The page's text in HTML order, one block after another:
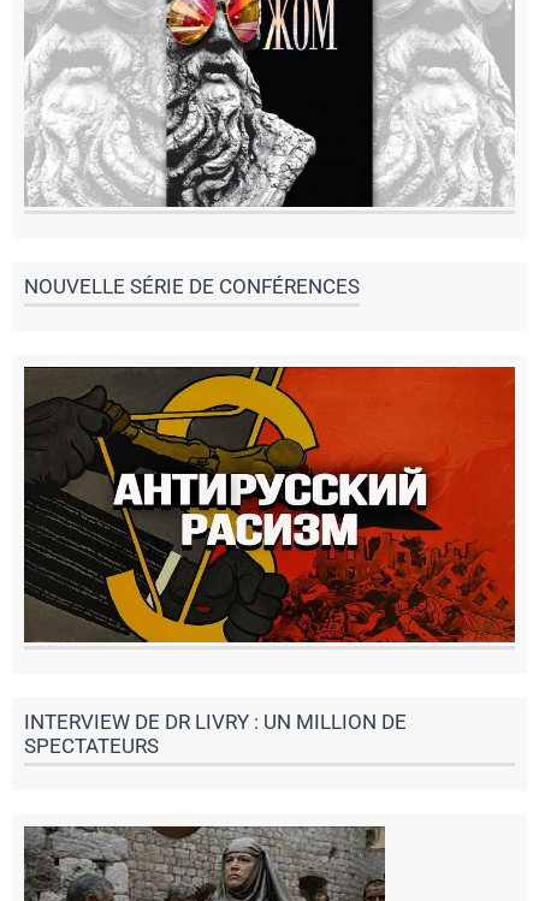
NOUVELLE SÉRIE DE CONFÉRENCES
INTERVIEW DE DR LIVRY : UN MILLION DE
SPECTATEURS